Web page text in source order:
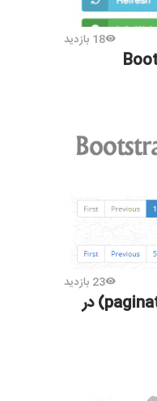
18 بازدید
23 بازدید
ایجاد صفحه بندی (pagination) در